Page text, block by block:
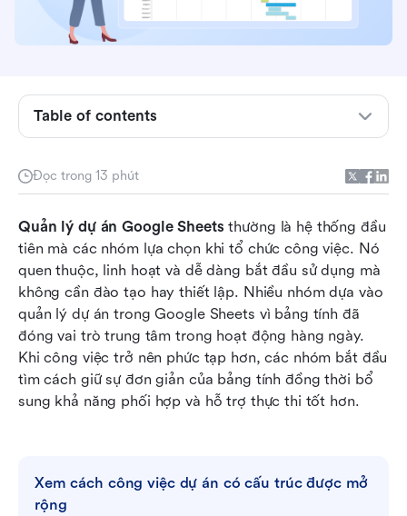
Đọc trong 13 phút
Quản lý dự án Google Sheets thường là hệ thống đầu
tiên mà các nhóm lựa chọn khi tổ chức công việc. Nó
quen thuộc, linh hoạt và dễ dàng bắt đầu sử dụng mà
không cần đào tạo hay thiết lập. Nhiều nhóm dựa vào
quản lý dự án trong Google Sheets vì bảng tính đã
đóng vai trò trung tâm trong hoạt động hàng ngày.
Khi công việc trở nên phức tạp hơn, các nhóm bắt đầu
tìm cách giữ sự đơn giản của bảng tính đồng thời bổ
sung khả năng phối hợp và hỗ trợ thực thi tốt hơn.
Xem cách công việc dự án có cấu trúc được mở
rộng
Table of contents
Quản lý dự án Google Sheets là gì?
Google Sheets
Điểm mạnh cốt lõi của việc sử dụng Google
Sheets để quản lý dự án
Mẫu quản lý dự án Google Sheets phổ biến
Khi các nhóm phát triển vượt quá khả năng quản
lý dự án của Google Sheets
Lựa chọn hiện đại: Sử dụng Lark để tiêu chuẩn
hóa quản lý dự án như một chuyên gia
So sánh quản lý dự án Google Sheets với Lark
cho các nhóm đang phát triển